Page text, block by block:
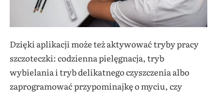
Dzięki aplikacji może też aktywować tryby pracy
szczoteczki: codzienna pielęgnacja, tryb
wybielania i tryb delikatnego czyszczenia albo
zaprogramować przypominajkę o myciu, czy